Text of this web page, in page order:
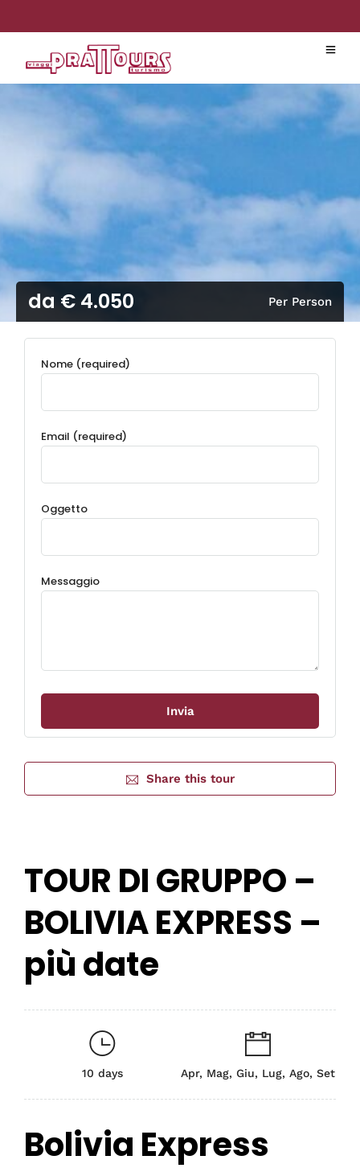
da € 4.050 Per Person
Nome (required)
Email (required)
Oggetto
Messaggio
Share this tour
TOUR DI GRUPPO –
BOLIVIA EXPRESS –
più date
10 days Apr, Mag, Giu, Lug, Ago, Set
Bolivia Express